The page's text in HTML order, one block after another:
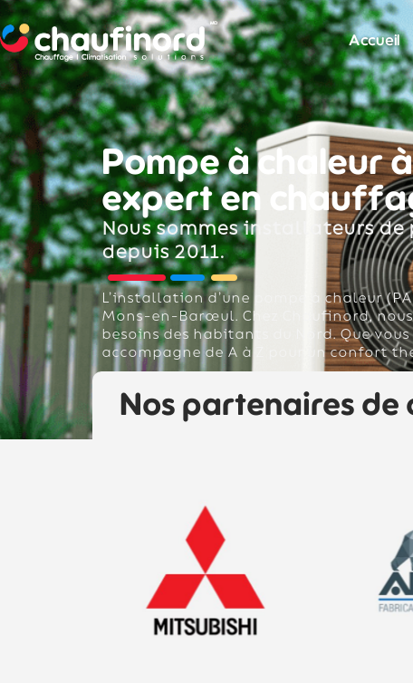
Accueil
Pompe à chaleur
expert en
Nous sommes installateurs
depuis 2011.
L’installation d’une pompe à chaleur
Mons-en-Barœul. Chez Chaufinord,
besoins des habitants du Nord. Que
accompagne de A à Z pour un confort
Nos partenaires de